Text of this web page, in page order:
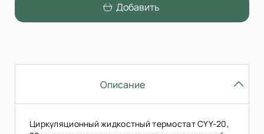
Добавить
Описание
Циркуляционный жидкостный термостат CYY-20,